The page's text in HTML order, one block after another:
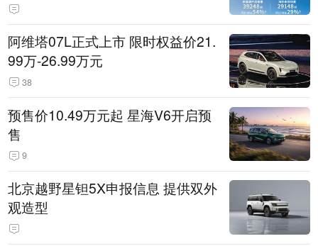
阿维塔07L正式上市 限时权益价21.
99万-26.99万元
38
预售价10.49万元起 星海V6开启预
售
9
北京越野星钽5X申报信息 提供双外
观造型